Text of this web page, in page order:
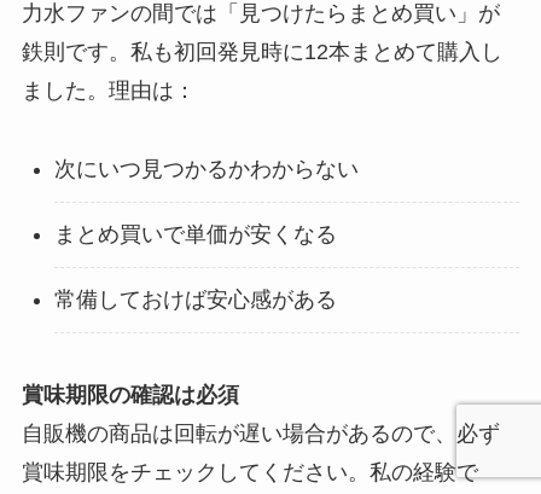
力水ファンの間では「見つけたらまとめ買い」が
鉄則です。私も初回発見時に12本まとめて購入し
ました。理由は：
次にいつ見つかるかわからない
まとめ買いで単価が安くなる
常備しておけば安心感がある
賞味期限の確認は必須
自販機の商品は回転が遅い場合があるので、必ず
賞味期限をチェックしてください。私の経験で